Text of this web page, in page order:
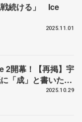
戦続ける」 Ice
2025.11.01
2開幕！【再掲】宇
「成」と書いた、
り付け覚え「プ
2025.10.29